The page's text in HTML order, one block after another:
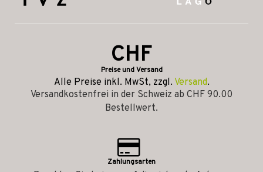
CHF
Preise und Versand
Alle Preise inkl. MwSt, zzgl. Versand.
Versandkostenfrei in der Schweiz ab CHF 90.00
Bestellwert.
Zahlungsarten